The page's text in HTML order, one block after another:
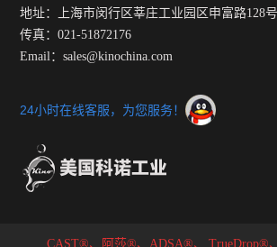
地址：上海市闵行区莘庄工业园区申富路128
传真：021-51872176
Email：sales@kinochina.com
24小时在线客服，为您服务！
CAST®、阿莎®、ADSA®、 TrueDrop®、